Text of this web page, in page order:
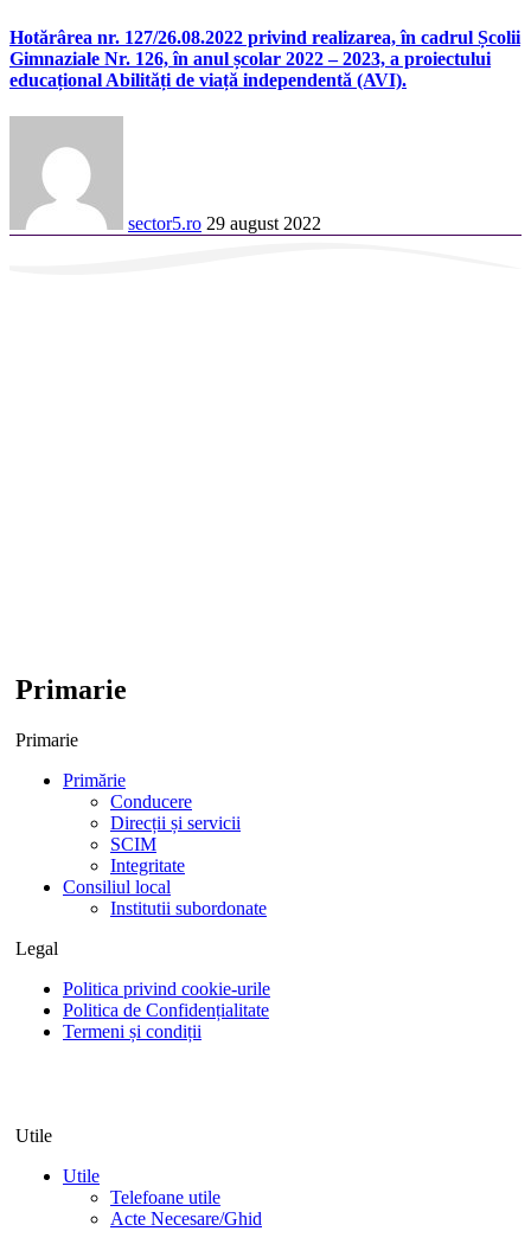
Hotărârea nr. 127/26.08.2022 privind realizarea, în cadrul Școlii
Gimnaziale Nr. 126, în anul școlar 2022 – 2023, a proiectului
educațional Abilități de viață independentă (AVI).
sector5.ro 29 august 2022
Primarie
Primarie
Primărie
Conducere
Direcții și servicii
SCIM
Integritate
Consiliul local
Institutii subordonate
Legal
Politica privind cookie-urile
Politica de Confidențialitate
Termeni și condiții
Utile
Utile
Telefoane utile
Acte Necesare/Ghid